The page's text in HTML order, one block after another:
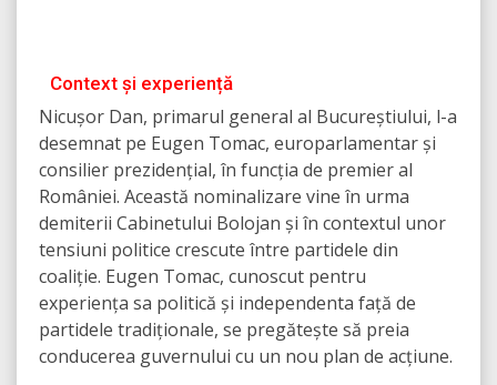
Context și experiență
Nicușor Dan, primarul general al Bucureștiului, l-a
desemnat pe Eugen Tomac, europarlamentar și
consilier prezidențial, în funcția de premier al
României. Această nominalizare vine în urma
demiterii Cabinetului Bolojan și în contextul unor
tensiuni politice crescute între partidele din
coaliție. Eugen Tomac, cunoscut pentru
experiența sa politică și independenta față de
partidele tradiționale, se pregătește să preia
conducerea guvernului cu un nou plan de acțiune.